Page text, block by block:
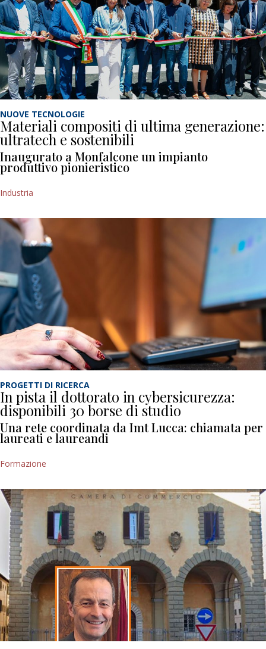
NUOVE TECNOLOGIE
Materiali compositi di ultima generazione:
ultratech e sostenibili
Inaugurato a Monfalcone un impianto
produttivo pionieristico
Industria
PROGETTI DI RICERCA
In pista il dottorato in cybersicurezza:
disponibili 30 borse di studio
Una rete coordinata da Imt Lucca: chiamata per
laureati e laureandi
Formazione